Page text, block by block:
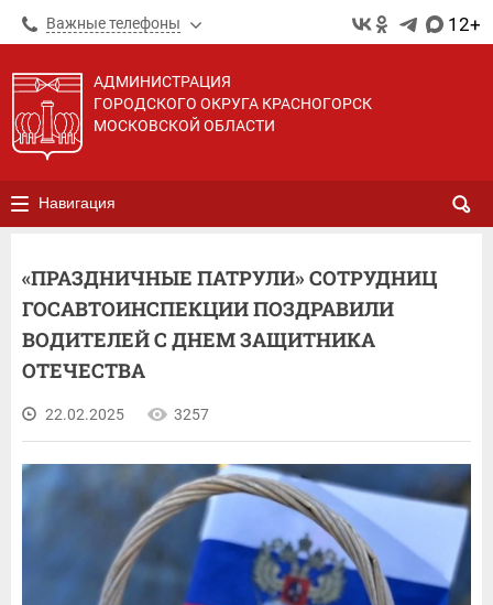
Важные телефоны 12+
АДМИНИСТРАЦИЯ
ГОРОДСКОГО ОКРУГА КРАСНОГОРСК
МОСКОВСКОЙ ОБЛАСТИ
Навигация
«ПРАЗДНИЧНЫЕ ПАТРУЛИ» СОТРУДНИЦ
ГОСАВТОИНСПЕКЦИИ ПОЗДРАВИЛИ
ВОДИТЕЛЕЙ С ДНЕМ ЗАЩИТНИКА
ОТЕЧЕСТВА
22.02.2025 3257